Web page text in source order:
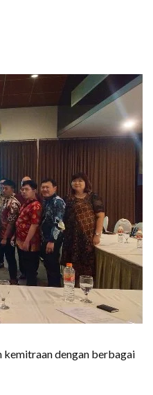
kemitraan dengan berbagai